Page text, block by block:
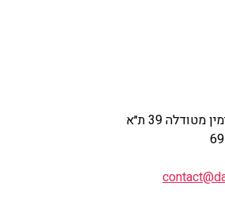
39 ת״א